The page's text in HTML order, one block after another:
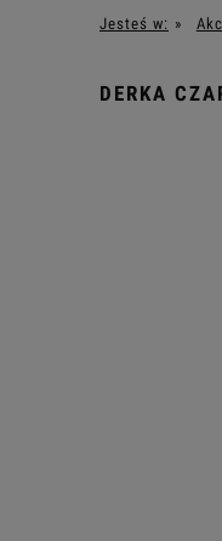
Jesteś w: »
DERKA